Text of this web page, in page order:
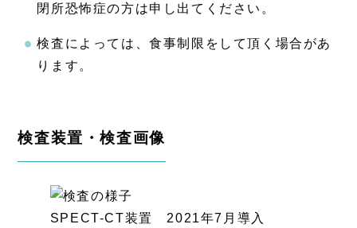
閉所恐怖症の方は申し出てください。
検査によっては、食事制限をして頂く場合があ
ります。
検査装置・検査画像
SPECT-CT装置 2021年7月導入